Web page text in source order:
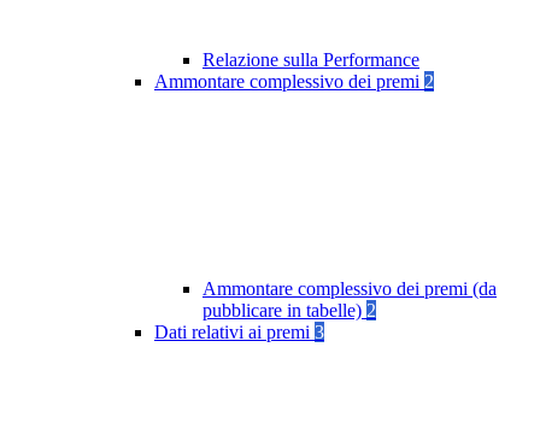
Relazione sulla Performance
Ammontare complessivo dei premi 2
Ammontare complessivo dei premi (da
pubblicare in tabelle) 2
Dati relativi ai premi 3